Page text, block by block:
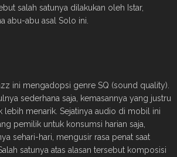
salah satunya dilakukan oleh Istar,
abu-abu asal Solo ini.
ini mengadopsi genre SQ (sound quality).
sederhana saja, kemasannya yang justru
lebih menarik. Sejatinya audio di mobil ini
pemilik untuk konsumsi harian saja,
sehari-hari, mengusir rasa penat saat
satunya atas alasan tersebut komposisi